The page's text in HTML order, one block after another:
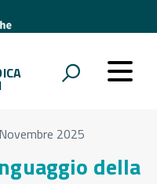
2025
della